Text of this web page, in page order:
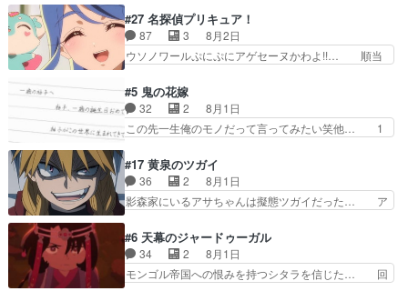
てケーキ食べて、帰りにカメ… ララが働く事での
てんやわんや。働いて大変… 地道に働き人と関わ
る日々の中に愛を見いだ…
お名前を見たんだけどあの中村大樹さん… 糸ちゃ
んカッケー、色んな意味でwゲームが… 姉から性
的興奮覚えてないよね？なんて言わ… テーマ：引
きこもりの理由感想は、久しぶり… 元ゲーマーな
んの距離感おかしいね(*´… 糸と源ははよ好きお
うとると言わんかい！引… ショウくんと対等に話
すためにゲームをする…
#27 名探偵プリキュア！
87 3
8月2日
ウソノワールぷにぷにアゲセーヌかわよ!!… 順当
取り戻し正式に探偵事務所で働き始め… ポワロ、
元ネタを解説して原作に誘導するの… くれあさん
の探偵としての初事件にしてちょ… ・急にクイズ
番組が始まったw・妖精ウソノ… るるかの助手だ
の！？クレアさん探偵すぎ… 突然のポアロクイズ
は草なんよ。んで、あん… 今回からついにくれあ
が探偵事務所の仲間に…
#5 鬼の花嫁
32 2
8月1日
この先一生俺のモノだって言ってみたい笑他… 1
さん柚子に18年分の誕生日プレゼント… 柚子は
鬼龍院家から初めて学校に通う事にな… プレゼン
ト攻撃ヤバすぎるwwwヴァイオレ… 玲夜さまサ
プライズの、これまでの柚子ちゃ… 玲夜から柚子
んへ…もう中学生な… 梅原の人が18歳になるま
での誕生プレゼン… なよなよした男（cv石田彰）
梅ちゃんがた…
#17 黄泉のツガイ
36 2
8月1日
影森家にいるアサちゃんは擬態ツガイだった… ア
にアサはいなかった逆にガブちゃんはい… 影森の
当主が際限なくツガイを増やせるのに… 今回はも
うガブちゃんさんの悲鳴にも似た怒… ユルと戦っ
た時から伏線が張られていたのが… しかしアサ
#6 天幕のジャードゥーガル
34 2
8月1日
モンゴル帝国への恨みを持つシタラを信じた… 回